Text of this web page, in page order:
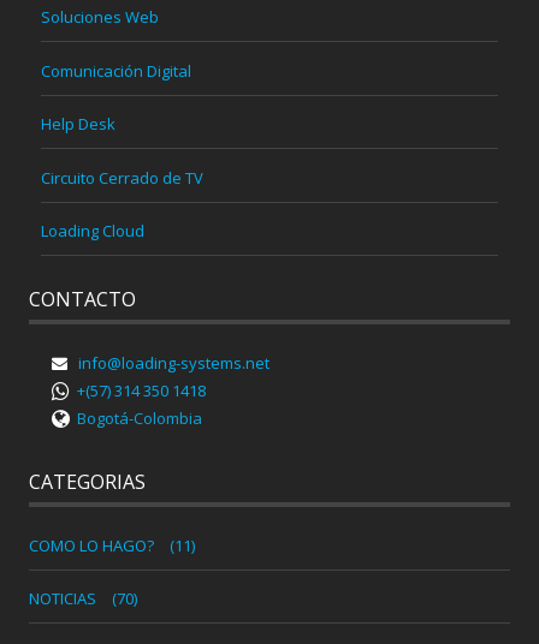
Soluciones Web
Comunicación Digital
Help Desk
Circuito Cerrado de TV
Loading Cloud
CONTACTO
info@loading-systems.net
+(57) 314 350 1418
Bogotá-Colombia
CATEGORIAS
COMO LO HAGO? (11)
NOTICIAS (70)